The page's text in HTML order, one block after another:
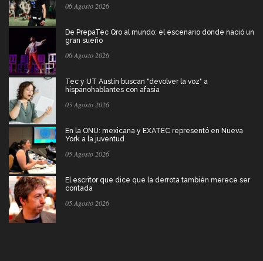
06 Agosto 2026
De PrepaTec Qro al mundo: el escenario donde nació un
gran sueño
06 Agosto 2026
Tec y UT Austin buscan "devolver la voz" a
hispanohablantes con afasia
05 Agosto 2026
En la ONU: mexicana y EXATEC representó en Nueva
York a la juventud
05 Agosto 2026
El escritor que dice que la derrota también merece ser
contada
05 Agosto 2026